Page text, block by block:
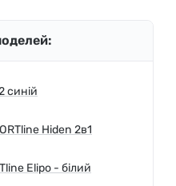
синій
Hiden 2в1
Elipo - білий